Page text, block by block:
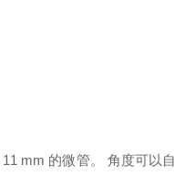
11 mm 的微管。 角度可以自